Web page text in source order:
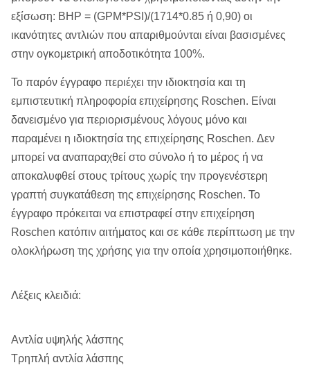
Ροή (λ/λ) 167 106
Πίεση (MPA) 7
Δύναμη (KW) 45
Εξωτερική διάσταση
(χιλ.)
2910*1318*981
Βάρος (κλ)
εξίσωση: BHP = (GPM*PSI)/(1714*0.85 ή 0,90) οι
ικανότητες αντλιών που απαριθμούνται είναι βασισμένες
στην ογκομετρική αποδοτικότητα 100%.
Το παρόν έγγραφο περιέχει την ιδιοκτησία και τη
εμπιστευτική πληροφορία επιχείρησης Roschen. Είναι
δανεισμένο για περιορισμένους λόγους μόνο και
παραμένει η ιδιοκτησία της επιχείρησης Roschen. Δεν
μπορεί να αναπαραχθεί στο σύνολο ή το μέρος ή να
αποκαλυφθεί στους τρίτους χωρίς την προγενέστερη
γραπτή συγκατάθεση της επιχείρησης Roschen. Το
έγγραφο πρόκειται να επιστραφεί στην επιχείρηση
Roschen κατόπιν αιτήματος και σε κάθε περίπτωση με την
ολοκλήρωση της χρήσης για την οποία χρησιμοποιήθηκε.
Λέξεις κλειδιά:
Αντλία υψηλής λάσπης
Τρηπλή αντλία λάσπης